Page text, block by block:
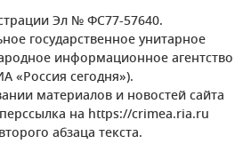
Эл № ФС77-57640.
государственное унитарное
информационное агентство
«Россия сегодня»).
материалов и новостей сайта
на https://crimea.ria.ru
абзаца текста.